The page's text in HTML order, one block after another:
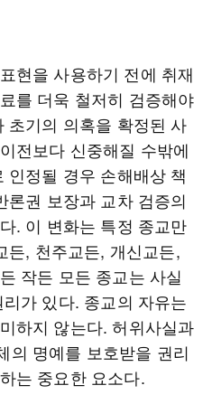
현을 사용하기 전에 취재
를 더욱 철저히 검증해야
초기의 의혹을 확정된 사
전보다 신중해질 수밖에
인정될 경우 손해배상 책
권 보장과 교차 검증의
. 이 변화는 특정 종교만
든, 천주교든, 개신교든,
작든 모든 종교는 사실
가 있다. 종교의 자유는
하지 않는다. 허위사실과
의 명예를 보호받을 권리
는 중요한 요소다.